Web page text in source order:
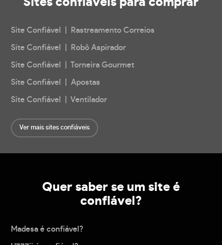
Site Confiável | Rastreamento Correios
Site Confiável | Robô Aspirador
Site Confiável | Torneira Gourmet
Site Confiável | Apostas
Site Confiável | Ventilador
Ver mais sites confiáveis
Quer saber se um site é
confiável?
Madesa é confiável?